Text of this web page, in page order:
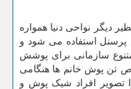
دیگر نواحی دنیا همواره
استفاده می شود و
سازمانی برای پوشش
تن پوش خانم ها هنگامی
تصویر افراد شیک پوش و